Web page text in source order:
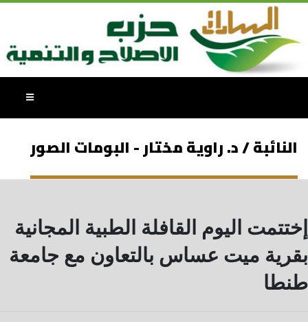
النائبة / د. راوية مختار - البومات الصور
إختتمت اليوم القافلة الطبية المجانية
بقرية ميت عساس بالتعاون مع جامعة
طنطا